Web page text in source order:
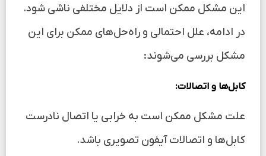
این مشکل ممکن است از دلایل مختلفی ناشی شود.
در ادامه، علل احتمالی و راه‌حل‌های ممکن برای این
مشکل بررسی می‌شوند:
کابل‌ها و اتصالات:
علت مشکل ممکن است به خرابی یا اتصال نادرست
کابل‌ها و اتصالات آیفون تصویری باشد.